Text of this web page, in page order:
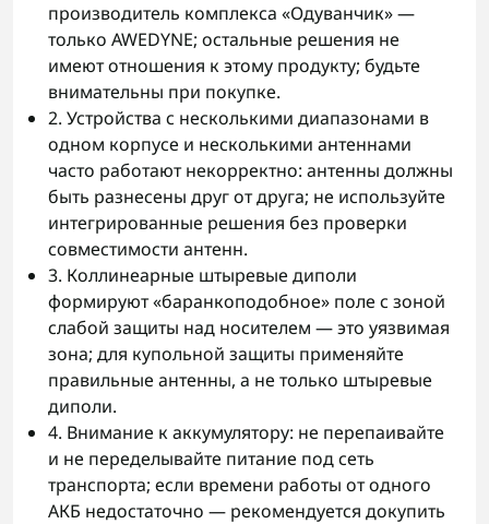
производитель комплекса «Одуванчик» —
только AWEDYNE; остальные решения не
имеют отношения к этому продукту; будьте
внимательны при покупке.
2. Устройства с несколькими диапазонами в
одном корпусе и несколькими антеннами
часто работают некорректно: антенны должны
быть разнесены друг от друга; не используйте
интегрированные решения без проверки
совместимости антенн.
3. Коллинеарные штыревые диполи
формируют «баранкоподобное» поле с зоной
слабой защиты над носителем — это уязвимая
зона; для купольной защиты применяйте
правильные антенны, а не только штыревые
диполи.
4. Внимание к аккумулятору: не перепаивайте
и не переделывайте питание под сеть
транспорта; если времени работы от одного
АКБ недостаточно — рекомендуется докупить